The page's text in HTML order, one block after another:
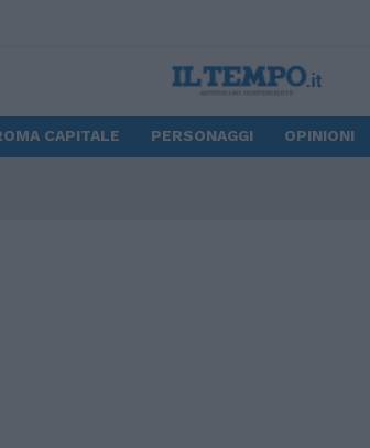
CAPITALE PERSONAGGI OPINIONI